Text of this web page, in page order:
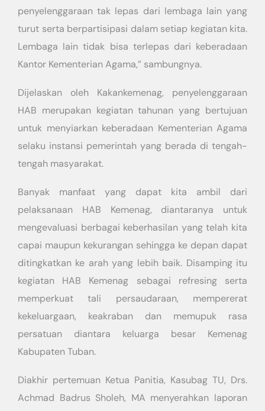
penyelenggaraan tak lepas dari lembaga lain yang
turut serta berpartisipasi dalam setiap kegiatan kita.
Lembaga lain tidak bisa terlepas dari keberadaan
Kantor Kementerian Agama,” sambungnya.
Dijelaskan oleh Kakankemenag, penyelenggaraan
HAB merupakan kegiatan tahunan yang bertujuan
untuk menyiarkan keberadaan Kementerian Agama
selaku instansi pemerintah yang berada di tengah-
tengah masyarakat.
Banyak manfaat yang dapat kita ambil dari
pelaksanaan HAB Kemenag, diantaranya untuk
mengevaluasi berbagai keberhasilan yang telah kita
capai maupun kekurangan sehingga ke depan dapat
ditingkatkan ke arah yang lebih baik. Disamping itu
kegiatan HAB Kemenag sebagai refresing serta
memperkuat tali persaudaraan, mempererat
kekeluargaan, keakraban dan memupuk rasa
persatuan diantara keluarga besar Kemenag
Kabupaten Tuban.
Diakhir pertemuan Ketua Panitia, Kasubag TU, Drs.
Achmad Badrus Sholeh, MA menyerahkan laporan